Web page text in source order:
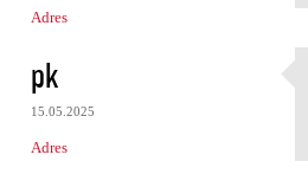
Adres
pk
15.05.2025
Adres